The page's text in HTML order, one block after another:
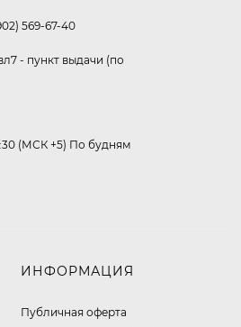
569-67-40
- пункт выдачи (по
(МСК +5) По будням
ИНФОРМАЦИЯ
Публичная оферта